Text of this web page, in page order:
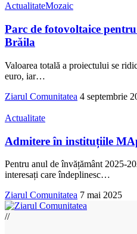
ActualitateMozaic
Parc de fotovoltaice
Brăila
Valoarea totală a proiectului se
euro, iar…
Ziarul Comunitatea 4 septembrie
Actualitate
Admitere în instituțiile
Pentru anul de învățământ 2025-
interesați care îndeplinesc…
Ziarul Comunitatea 7 mai 2025
//